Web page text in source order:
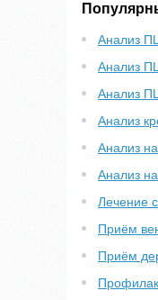
Анализ
Анализ
Анализ
Анализ
Анализ
Анализ
Лечение
Приём
Приём